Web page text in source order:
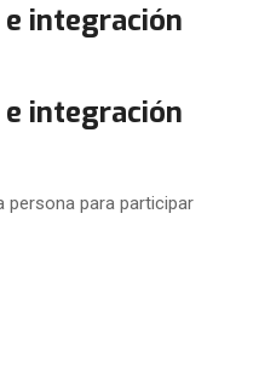
integración
integración
persona para participar